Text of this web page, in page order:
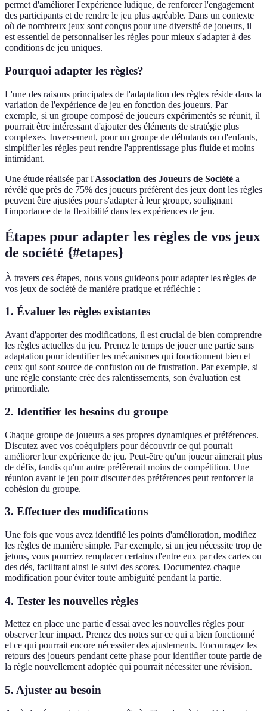
permet d'améliorer l'expérience ludique, de renforcer l'engagement
des participants et de rendre le jeu plus agréable. Dans un contexte
où de nombreux jeux sont conçus pour une diversité de joueurs, il
est essentiel de personnaliser les règles pour mieux s'adapter à des
conditions de jeu uniques.
Pourquoi adapter les règles?
L'une des raisons principales de l'adaptation des règles réside dans la
variation de l'expérience de jeu en fonction des joueurs. Par
exemple, si un groupe composé de joueurs expérimentés se réunit, il
pourrait être intéressant d'ajouter des éléments de stratégie plus
complexes. Inversement, pour un groupe de débutants ou d'enfants,
simplifier les règles peut rendre l'apprentissage plus fluide et moins
intimidant.
Une étude réalisée par l'Association des Joueurs de Société a
révélé que près de 75% des joueurs préfèrent des jeux dont les règles
peuvent être ajustées pour s'adapter à leur groupe, soulignant
l'importance de la flexibilité dans les expériences de jeu.
Étapes pour adapter les règles de vos jeux
de société {#etapes}
À travers ces étapes, nous vous guideons pour adapter les règles de
vos jeux de société de manière pratique et réfléchie :
1. Évaluer les règles existantes
Avant d'apporter des modifications, il est crucial de bien comprendre
les règles actuelles du jeu. Prenez le temps de jouer une partie sans
adaptation pour identifier les mécanismes qui fonctionnent bien et
ceux qui sont source de confusion ou de frustration. Par exemple, si
une règle constante crée des ralentissements, son évaluation est
primordiale.
2. Identifier les besoins du groupe
Chaque groupe de joueurs a ses propres dynamiques et préférences.
Discutez avec vos coéquipiers pour découvrir ce qui pourrait
améliorer leur expérience de jeu. Peut-être qu'un joueur aimerait plus
de défis, tandis qu'un autre préfèrerait moins de compétition. Une
réunion avant le jeu pour discuter des préférences peut renforcer la
cohésion du groupe.
3. Effectuer des modifications
Une fois que vous avez identifié les points d'amélioration, modifiez
les règles de manière simple. Par exemple, si un jeu nécessite trop de
jetons, vous pourriez remplacer certains d'entre eux par des cartes ou
des dés, facilitant ainsi le suivi des scores. Documentez chaque
modification pour éviter toute ambiguïté pendant la partie.
4. Tester les nouvelles règles
Mettez en place une partie d'essai avec les nouvelles règles pour
observer leur impact. Prenez des notes sur ce qui a bien fonctionné
et ce qui pourrait encore nécessiter des ajustements. Encouragez les
retours des joueurs pendant cette phase pour identifier toute partie de
la règle nouvellement adoptée qui pourrait nécessiter une révision.
5. Ajuster au besoin